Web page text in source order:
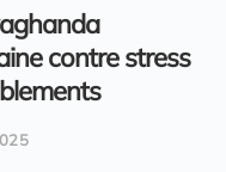
contre stress